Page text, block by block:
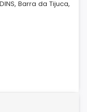
Barra da Tijuca,